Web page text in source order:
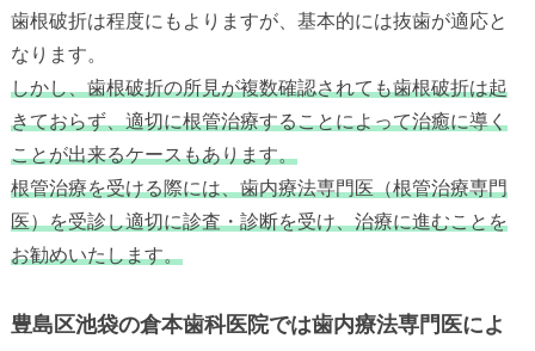
歯根破折は程度にもよりますが、基本的には抜歯が適応と
なります。
しかし、歯根破折の所見が複数確認されても歯根破折は起
きておらず、適切に根管治療することによって治癒に導く
ことが出来るケースもあります。
根管治療を受ける際には、歯内療法専門医（根管治療専門
医）を受診し適切に診査・診断を受け、治療に進むことを
お勧めいたします。
豊島区池袋の倉本歯科医院では歯内療法専門医によ